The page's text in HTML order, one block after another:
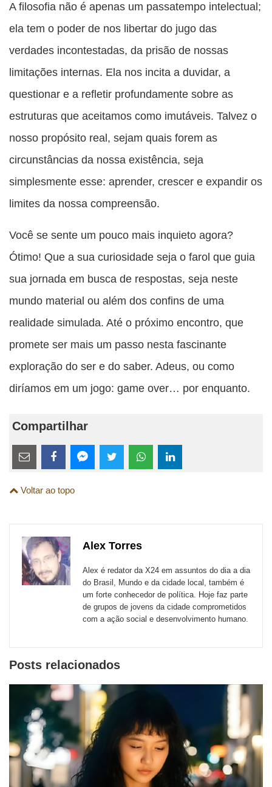
A filosofia não é apenas um passatempo intelectual;
ela tem o poder de nos libertar do jugo das
verdades incontestadas, da prisão de nossas
limitações internas. Ela nos incita a duvidar, a
questionar e a refletir profundamente sobre as
estruturas que aceitamos como imutáveis. Talvez o
nosso propósito real, sejam quais forem as
circunstâncias da nossa existência, seja
simplesmente esse: aprender, crescer e expandir os
limites da nossa compreensão.
Você se sente um pouco mais inquieto agora?
Ótimo! Que a sua curiosidade seja o farol que guia
sua jornada em busca de respostas, seja neste
mundo material ou além dos confins de uma
realidade simulada. Até o próximo encontro, que
promete ser mais um passo nesta fascinante
exploração do ser e do saber. Adeus, ou como
diríamos em um jogo: game over… por enquanto.
Compartilhar
Estes
links
são
sites
externos
esta
Email
esta
FacebookMessenger
TwitterWhatsApp
Voltar ao topo
Alex Torres
Alex é redator da X24 em assuntos do dia a dia
do Brasil, Mundo e da cidade local, também é
um forte conhecedor de política. Hoje faz parte
de grupos de jovens da cidade comprometidos
com a ação social e desenvolvimento humano.
Posts relacionados